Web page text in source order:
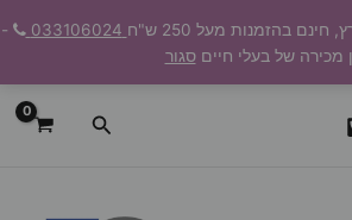
בהזמנות מעל 250 ש"ח
-
מכירה של בעלי חייםסגור
חיפוש